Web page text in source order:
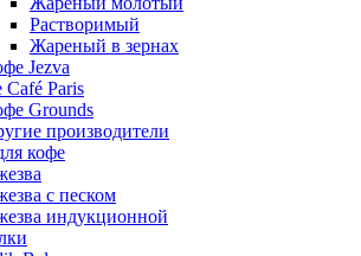
Растворимый
Жареный в зернах
Jezva
Café Paris
Grounds
производители
кофе
с песком
индукционной